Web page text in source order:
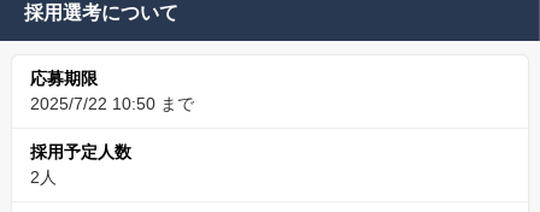
採用選考について
応募期限
2025/7/22 10:50 まで
採用予定人数
2人